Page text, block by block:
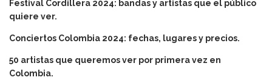
Festival Cordillera 2024: bandas y artistas que el público
quiere ver.
Conciertos Colombia 2024: fechas, lugares y precios.
50 artistas que queremos ver por primera vez en
Colombia.